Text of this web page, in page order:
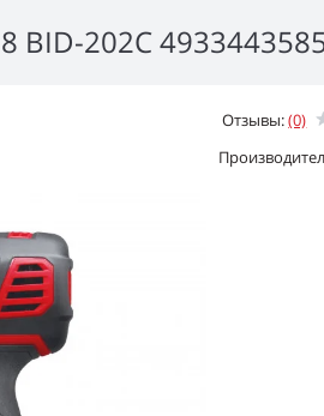
202C
Отзывы:(0)